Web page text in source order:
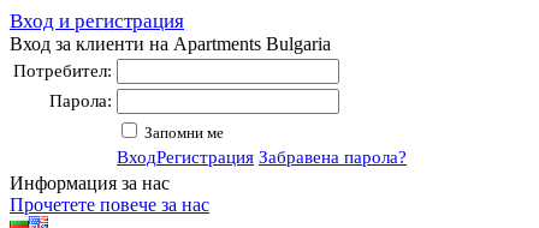
Вход и регистрация
Вход за клиенти на Apartments Bulgaria
Потребител:
Парола:
Запомни ме
ВходРегистрация Забравена парола?
Информация за нас
Прочетете повече за нас